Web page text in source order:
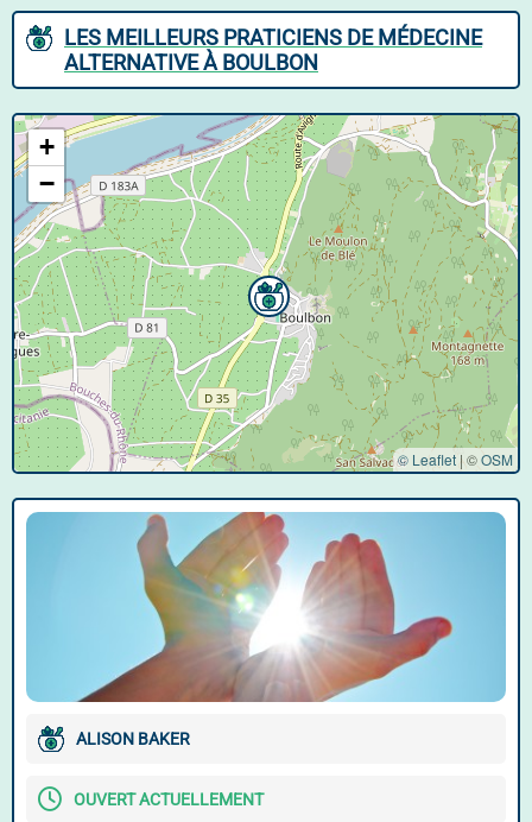
LES MEILLEURS PRATICIENS DE MÉDECINE
ALTERNATIVE À BOULBON
+
−
© Leaflet |©OSM
ALISON BAKER
OUVERT ACTUELLEMENT